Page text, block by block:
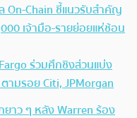
On-Chain ชี้แนวรับสำคัญ
เจ้ามือ-รายย่อยแห่ช้อน
ร่วมศึกชิงส่วนแบ่ง
ามรอย Citi, JPMorgan
าว ๆ หลัง Warren ร้อง